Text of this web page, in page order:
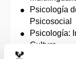
Psicología
Psicosocial
Psicología:
Cultura